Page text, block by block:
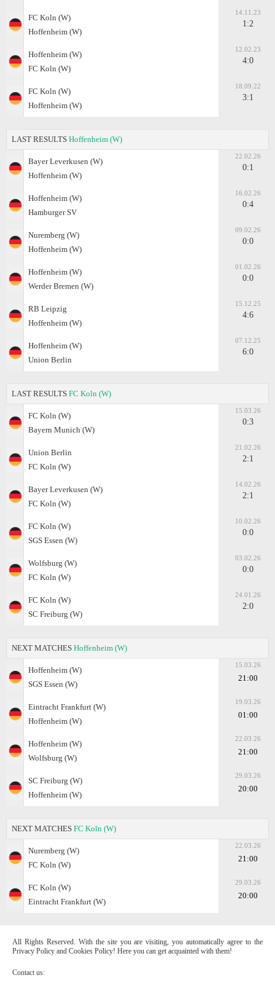
FC Koln (W)
Hoffenheim (W)
14.11.23
1:2
Hoffenheim (W)
FC Koln (W)
12.02.23
4:0
FC Koln (W)
Hoffenheim (W)
18.09.22
3:1
LAST RESULTS Hoffenheim (W)
Bayer Leverkusen (W)
Hoffenheim (W)
22.02.26
0:1
Hoffenheim (W)
Hamburger SV
16.02.26
0:4
Nuremberg (W)
Hoffenheim (W)
09.02.26
0:0
Hoffenheim (W)
Werder Bremen (W)
01.02.26
0:0
RB Leipzig
Hoffenheim (W)
15.12.25
4:6
Hoffenheim (W)
Union Berlin
07.12.25
6:0
LAST RESULTS FC Koln (W)
FC Koln (W)
Bayern Munich (W)
15.03.26
0:3
Union Berlin
FC Koln (W)
21.02.26
2:1
Bayer Leverkusen (W)
FC Koln (W)
14.02.26
2:1
FC Koln (W)
SGS Essen (W)
10.02.26
0:0
Wolfsburg (W)
FC Koln (W)
03.02.26
0:0
FC Koln (W)
SC Freiburg (W)
24.01.26
2:0
NEXT MATCHES Hoffenheim (W)
Hoffenheim (W)
SGS Essen (W)
15.03.26
21:00
Eintracht Frankfurt (W)
Hoffenheim (W)
19.03.26
01:00
Hoffenheim (W)
Wolfsburg (W)
22.03.26
21:00
SC Freiburg (W)
Hoffenheim (W)
29.03.26
20:00
NEXT MATCHES FC Koln (W)
Nuremberg (W)
FC Koln (W)
22.03.26
21:00
FC Koln (W)
Eintracht Frankfurt (W)
29.03.26
20:00
All Rights Reserved. With the site you are visiting, you automatically agree to the
Privacy Policy and Cookies Policy! Here you can get acquainted with them!
Contact us: